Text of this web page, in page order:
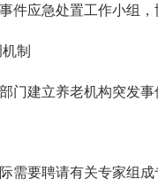
应急处置工作小组，
制
建立养老机构突发事
要聘请有关专家组成